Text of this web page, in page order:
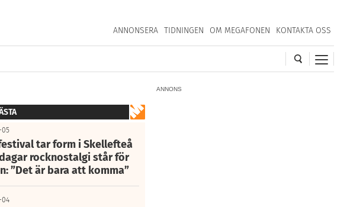
ANNONSERA TIDNINGEN OM MEGAFONEN KONTAKTA OSS
ANNONS
05
tar form i Skellefteå
rocknostalgi står för
”Det är bara att komma”
04